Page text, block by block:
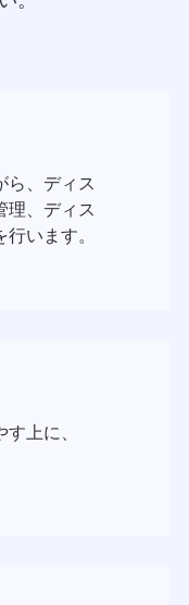
ら、ディス
理、ディス
います。
上に、